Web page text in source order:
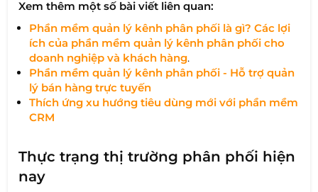
Xem thêm một số bài viết liên quan:
Phần mềm quản lý kênh phân phối là gì? Các lợi
ích của phần mềm quản lý kênh phân phối cho
doanh nghiệp và khách hàng.
Phần mềm quản lý kênh phân phối - Hỗ trợ quản
lý bán hàng trực tuyến
Thích ứng xu hướng tiêu dùng mới với phần mềm
CRM
Thực trạng thị trường phân phối hiện
nay